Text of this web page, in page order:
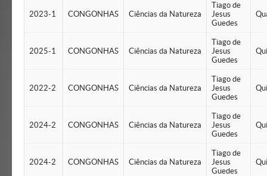
2023-1 CONGONHAS Ciências da Natureza
Tiago de
Jesus
Guedes
2025-1 CONGONHAS Ciências da Natureza
Tiago de
Jesus
Guedes
2022-2 CONGONHAS Ciências da Natureza
Tiago de
Jesus
Guedes
2024-2 CONGONHAS Ciências da Natureza
Tiago de
Jesus
Guedes
2024-2 CONGONHAS Ciências da Natureza
Tiago de
Jesus
Guedes